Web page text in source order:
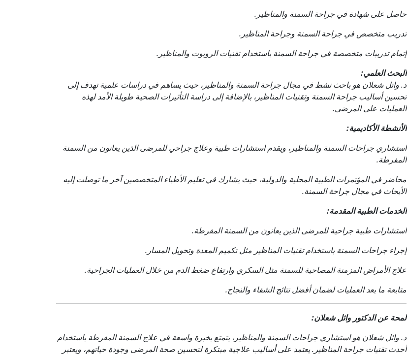
حاصل على شهادة في جراحة السمنة والمناظير.
تدريب متخصص في جراحة السمنة وجراحة المناظير.
إتمام تدريبات متخصصة في جراحة السمنة باستخدام تقنيات الروبوت والمناظير.
البحث العلمي:
د. وائل شعلان هو باحث نشط في مجال جراحة السمنة والمناظير، حيث يساهم في دراسات علمية تهدف إلى
تحسين أساليب جراحة السمنة وتقنيات المناظير، بالإضافة إلى دراسة التأثيرات الصحية طويلة الأمد لهذه
العمليات على المرضى.
الأنشطة الأكاديمية:
استشاري جراحات السمنة والمناظير، ويقدم استشارات طبية وعلاج جراحي للمرضى الذين يعانون من السمنة
المفرطة.
محاضر في المؤتمرات الطبية المحلية والدولية، حيث يشارك في تعليم الأطباء المتخصصين آخر ما توصلت إليه
الأبحاث في مجال جراحة السمنة.
الخدمات الطبية المقدمة:
استشارات طبية جراحية للمرضى الذين يعانون من السمنة المفرطة.
إجراء جراحات السمنة باستخدام تقنيات المناظير مثل تكميم المعدة وتحويل المسار.
علاج الأمراض المزمنة المصاحبة للسمنة مثل السكري وارتفاع ضغط الدم من خلال العمليات الجراحية.
متابعة ما بعد العمليات لضمان أفضل نتائج الشفاء والنجاح.
لمحة عن الدكتور وائل شعلان:
د. وائل شعلان هو استشاري جراحات السمنة والمناظير، يتمتع بخبرة واسعة في علاج السمنة المفرطة باستخدام
أحدث تقنيات جراحة المناظير. يعتمد على أساليب علاجية مبتكرة لتحسين صحة المرضى وجودة حياتهم، ويعتبر